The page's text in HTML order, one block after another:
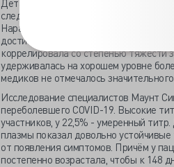
Детальное 94-дневное исследование
следивших за анализами 65
Нарастание уровня антител
достигало пика и дальше
коррелировала со степенью тяжести
удерживалась на хорошем уровне
медиков не отмечалось
Исследование специалистов Маунт
переболевшего COVID-19. Высокие
участников, у 22,5% - умеренный
плазмы показал довольно
от появления симптомов. Причём у
постепенно возрастала, чтобы к 148